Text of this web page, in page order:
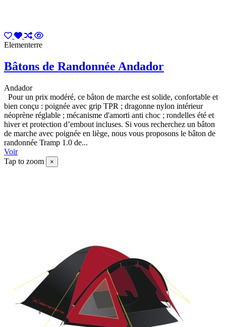
Elementerre
Bâtons de Randonnée Andador
Andador
Pour un prix modéré, ce bâton de marche est solide, confortable et
bien conçu : poignée avec grip TPR ; dragonne nylon intérieur
néoprène réglable ; mécanisme d'amorti anti choc ; rondelles été et
hiver et protection d’embout incluses. Si vous recherchez un bâton
de marche avec poignée en liège, nous vous proposons le bâton de
randonnée Tramp 1.0 de...
Voir
Tap to zoom
×